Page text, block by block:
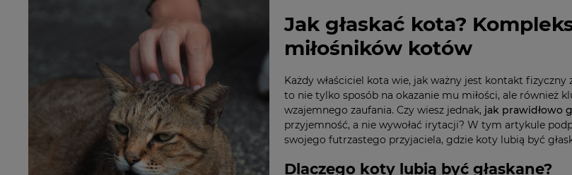
Jak głaskać kota?
miłośników kotów
Każdy właściciel kota wie, jak ważny jest kontakt
to nie tylko sposób na okazanie mu miłości, ale również
wzajemnego zaufania. Czy wiesz jednak, jak prawidłowo
przyjemność, a nie wywołać irytacji? W tym artykule
swojego futrzastego przyjaciela, gdzie koty lubią być
Dlaczego koty lubią być głaskane?